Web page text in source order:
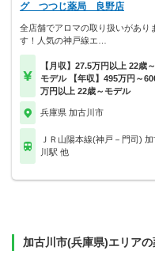
グ つつじ薬局 良野店
全店舗でアロマの取り扱いがあり
す！人気の神戸線エ…
【月収】27.5万円以上 22歳～
モデル 【年収】495万円～
万円以上 22歳～モデル
兵庫県 加古川市
ＪＲ山陽本線(神戸－門司) 加
川駅 他
加古川市(兵庫県)エリア